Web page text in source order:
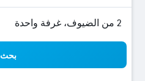
2 من الضيوف، غرفة واحدة
بحث